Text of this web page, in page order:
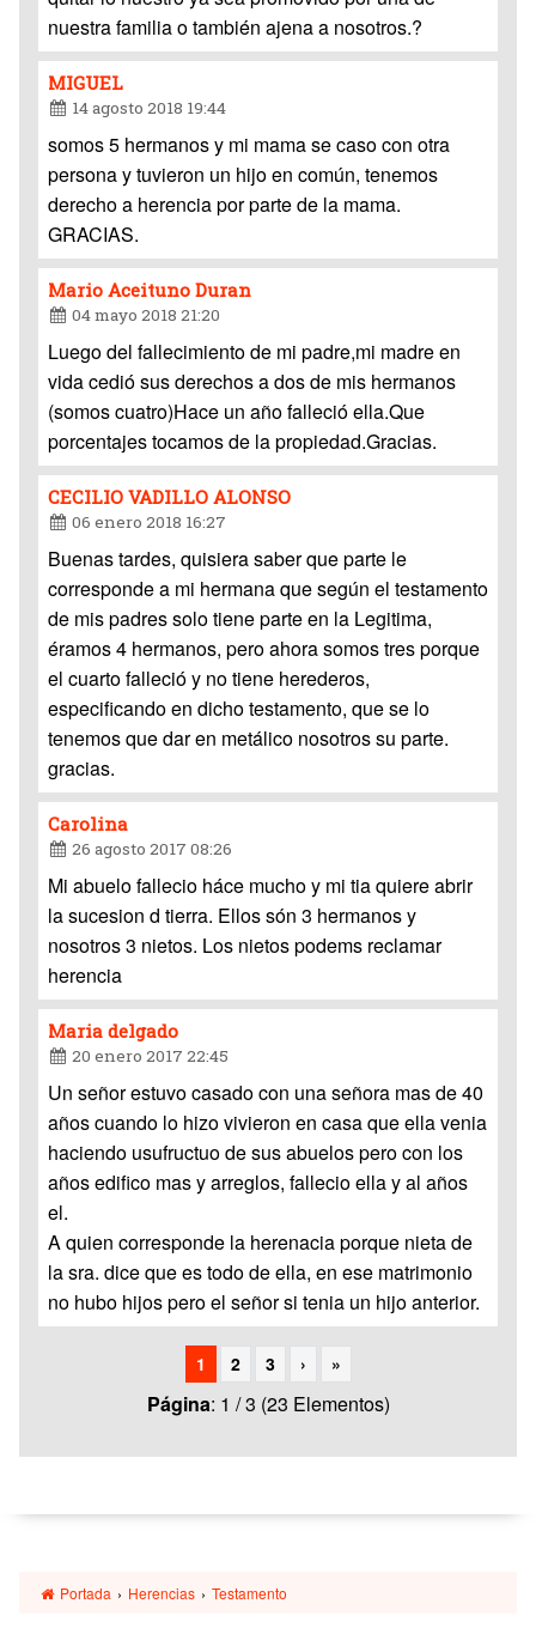
nuestra familia o también ajena a nosotros.?
MIGUEL
14 agosto 2018 19:44
somos 5 hermanos y mi mama se caso con otra
persona y tuvieron un hijo en común, tenemos
derecho a herencia por parte de la mama.
GRACIAS.
Mario Aceituno Duran
04 mayo 2018 21:20
Luego del fallecimiento de mi padre,mi madre en
vida cedió sus derechos a dos de mis hermanos
(somos cuatro)Hace un año falleció ella.Que
porcentajes tocamos de la propiedad.Gracias.
CECILIO VADILLO ALONSO
06 enero 2018 16:27
Buenas tardes, quisiera saber que parte le
corresponde a mi hermana que según el testamento
de mis padres solo tiene parte en la Legitima,
éramos 4 hermanos, pero ahora somos tres porque
el cuarto falleció y no tiene herederos,
especificando en dicho testamento, que se lo
tenemos que dar en metálico nosotros su parte.
gracias.
Carolina
26 agosto 2017 08:26
Mi abuelo fallecio háce mucho y mi tia quiere abrir
la sucesion d tierra. Ellos són 3 hermanos y
nosotros 3 nietos. Los nietos podems reclamar
herencia
Maria delgado
20 enero 2017 22:45
Un señor estuvo casado con una señora mas de 40
años cuando lo hizo vivieron en casa que ella venia
haciendo usufructuo de sus abuelos pero con los
años edifico mas y arreglos, fallecio ella y al años
el.
A quien corresponde la herenacia porque nieta de
la sra. dice que es todo de ella, en ese matrimonio
no hubo hijos pero el señor si tenia un hijo anterior.
1 2 3 › »
Página: 1 / 3 (23 Elementos)
Portada › Herencias › Testamento